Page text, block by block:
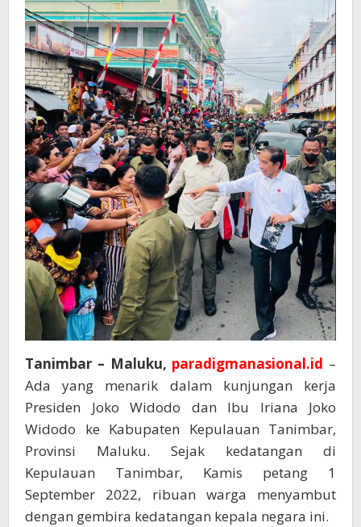
Tanimbar – Maluku, paradigmanasional.id –
Ada yang menarik dalam kunjungan kerja
Presiden Joko Widodo dan Ibu Iriana Joko
Widodo ke Kabupaten Kepulauan Tanimbar,
Provinsi Maluku. Sejak kedatangan di
Kepulauan Tanimbar, Kamis petang 1
September 2022, ribuan warga menyambut
dengan gembira kedatangan kepala negara ini.